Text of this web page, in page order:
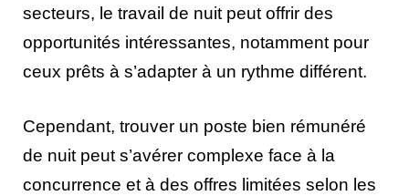
secteurs, le travail de nuit peut offrir des
opportunités intéressantes, notamment pour
ceux prêts à s’adapter à un rythme différent.
Cependant, trouver un poste bien rémunéré
de nuit peut s’avérer complexe face à la
concurrence et à des offres limitées selon les